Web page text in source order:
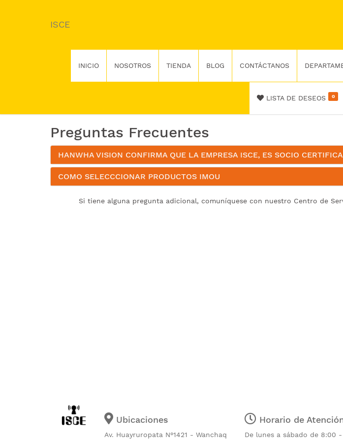
ISCE
INICIO NOSOTROS TIENDA BLOG CONTÁCTANOS
LISTA DE DESEOS 0
Preguntas Frecuentes
HANWHA VISION CONFIRMA QUE LA EMPRESA ISCE, ES SOCIO
COMO SELECCCIONAR PRODUCTOS IMOU
Si tiene alguna pregunta adicional, comuníquese con nuestro Centro de
Ubicaciones
Av. Huayruropata N°1421 - Wanchaq
Horario de
De lunes a sábado de 8:00 -